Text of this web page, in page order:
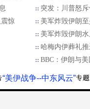
突发：川普怒
惊
美军炸毁伊朗
美军炸毁伊朗
哈梅内伊葬礼
BBC：伊朗与
“美伊战争--中东风云”